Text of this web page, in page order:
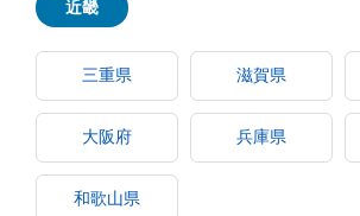
近畿
三重県 滋賀県
大阪府 兵庫県
和歌山県